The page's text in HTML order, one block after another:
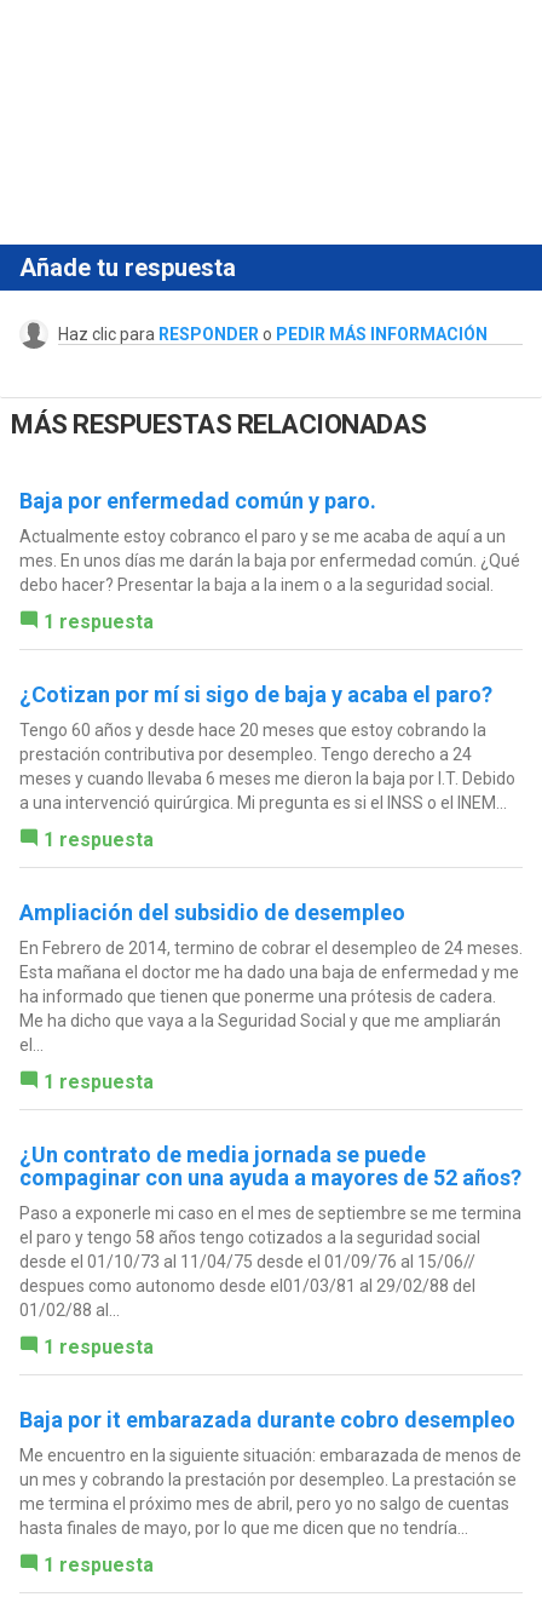
Añade tu respuesta
Haz clic para RESPONDER o PEDIR MÁS INFORMACIÓN
MÁS RESPUESTAS RELACIONADAS
Baja por enfermedad común y paro.
Actualmente estoy cobranco el paro y se me acaba de aquí a un
mes. En unos días me darán la baja por enfermedad común. ¿Qué
debo hacer? Presentar la baja a la inem o a la seguridad social.
1 respuesta
¿Cotizan por mí si sigo de baja y acaba el paro?
Tengo 60 años y desde hace 20 meses que estoy cobrando la
prestación contributiva por desempleo. Tengo derecho a 24
meses y cuando llevaba 6 meses me dieron la baja por I.T. Debido
a una intervenció quirúrgica. Mi pregunta es si el INSS o el INEM...
1 respuesta
Ampliación del subsidio de desempleo
En Febrero de 2014, termino de cobrar el desempleo de 24 meses.
Esta mañana el doctor me ha dado una baja de enfermedad y me
ha informado que tienen que ponerme una prótesis de cadera.
Me ha dicho que vaya a la Seguridad Social y que me ampliarán
el...
1 respuesta
¿Un contrato de media jornada se puede
compaginar con una ayuda a mayores de 52 años?
Paso a exponerle mi caso en el mes de septiembre se me termina
el paro y tengo 58 años tengo cotizados a la seguridad social
desde el 01/10/73 al 11/04/75 desde el 01/09/76 al 15/06//
despues como autonomo desde el01/03/81 al 29/02/88 del
01/02/88 al...
1 respuesta
Baja por it embarazada durante cobro desempleo
Me encuentro en la siguiente situación: embarazada de menos de
un mes y cobrando la prestación por desempleo. La prestación se
me termina el próximo mes de abril, pero yo no salgo de cuentas
hasta finales de mayo, por lo que me dicen que no tendría...
1 respuesta